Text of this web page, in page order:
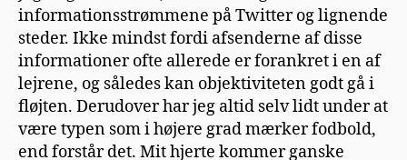
informationsstrømmene på Twitter og lignende
steder. Ikke mindst fordi afsenderne af disse
informationer ofte allerede er forankret i en af
lejrene, og således kan objektiviteten godt gå i
fløjten. Derudover har jeg altid selv lidt under at
være typen som i højere grad mærker fodbold,
end forstår det. Mit hjerte kommer ganske